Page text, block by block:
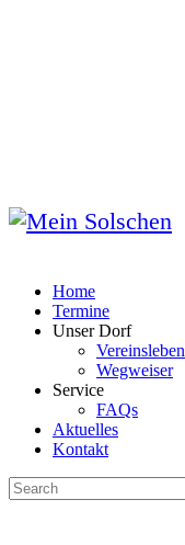
Home
Termine
Unser Dorf
Vereinsleben
Wegweiser
Service
FAQs
Aktuelles
Kontakt